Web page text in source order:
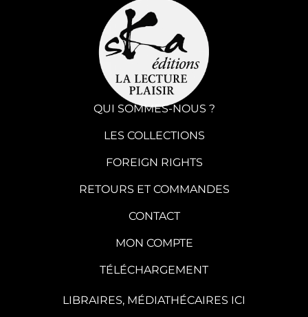
QUI SOMMES-NOUS ?
LES COLLECTIONS
FOREIGN RIGHTS
RETOURS ET COMMANDES
CONTACT
MON COMPTE
TÉLÉCHARGEMENT
LIBRAIRES, MÉDIATHÉCAIRES ICI